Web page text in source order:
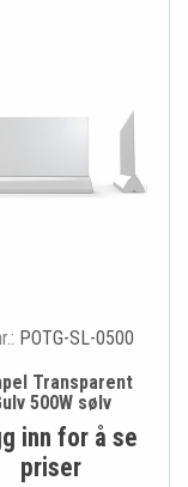
POTG-SL-0500
Transparent
500W sølv
inn for å se
priser